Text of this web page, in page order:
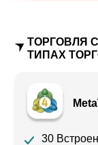
ТОРГОВЛЯ
ТИПАХ
30